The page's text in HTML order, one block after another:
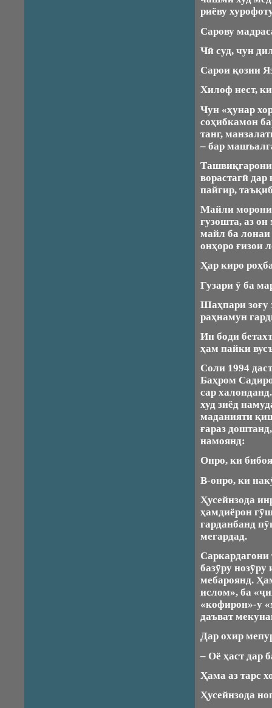
риёву
Сарову
Чӣ суд, чун
Сарои қозии
Хилоф нест,
Чун «ҳунар
соҳибкамон
танг,
– бар
Ташвиқгарони
ворастагӣ
пайгир,
Майли морони
гузошта, аз
майл ба лонаи
онҳоро ғизои
Ҳар киро
Гузари ӯ ба
Шаҳпари зоғу
раҳнамун
Ин боди
ҳам пайки
Соли 1994
Баҳром
сар
худ зиёд
маданияти
ғараз
намоянд:
Онро, ки
В-онро, ки
Ҳусейнзода
ҳамдиёрон
гарданбанд
мегардад.
Саркардагони
базӯру
мебароянд.
ислом», ба
«кофирон»-у
даъват
Дар охир
– Оё ҳаст дар
Ҳама аз тарс
Ҳусейнзода